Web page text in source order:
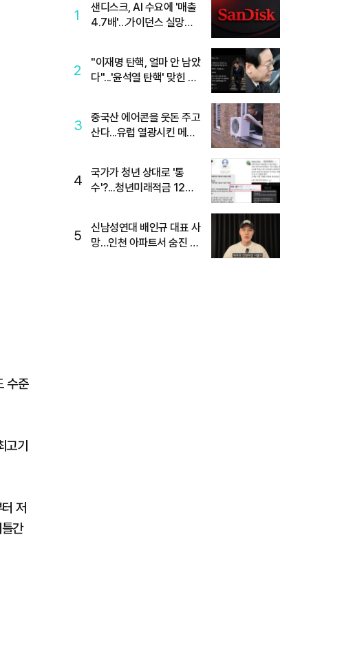
수준
기
저
간
1
샌디스크, AI 수요에 '매출
4.7배'…가이던스 실망에
2
"이재명 탄핵, 얼마 안 남았
다"...'윤석열 탄핵' 맞힌 무
3
중국산 에어콘을 웃돈 주고
산다...유럽 열광시킨 메이
4
국가가 청년 상대로 '통
수'?...청년미래적금 12%
5
신남성연대 배인규 대표 사
망…인천 아파트서 숨진 채